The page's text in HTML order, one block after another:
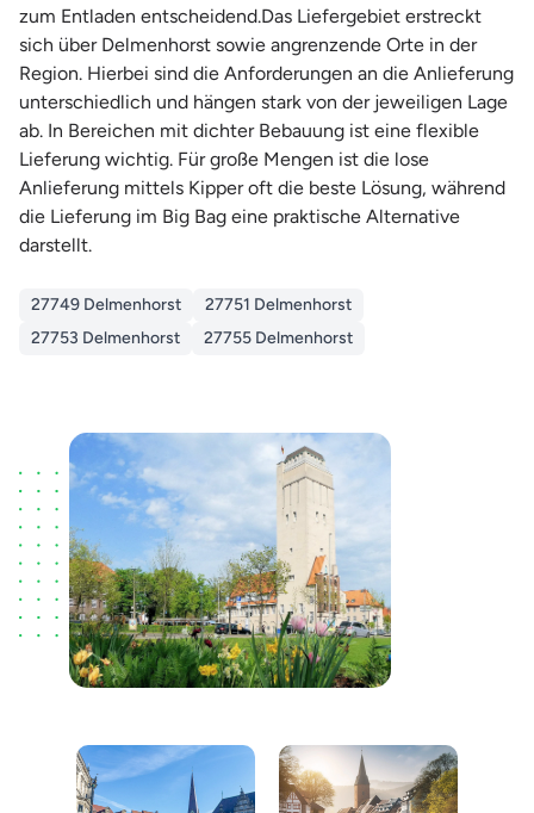
zum Entladen entscheidend.Das Liefergebiet erstreckt
sich über Delmenhorst sowie angrenzende Orte in der
Region. Hierbei sind die Anforderungen an die Anlieferung
unterschiedlich und hängen stark von der jeweiligen Lage
ab. In Bereichen mit dichter Bebauung ist eine flexible
Lieferung wichtig. Für große Mengen ist die lose
Anlieferung mittels Kipper oft die beste Lösung, während
die Lieferung im Big Bag eine praktische Alternative
darstellt.
27749 Delmenhorst
27751 Delmenhorst
27753 Delmenhorst
27755 Delmenhorst